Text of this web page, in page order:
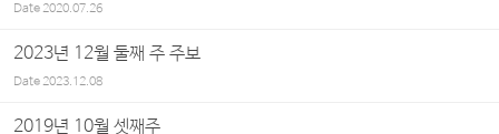
Date2020.07.26
2023년 12월 둘째 주 주보
Date2023.12.08
2019년 10월 셋째주